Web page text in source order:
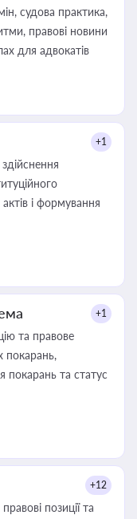
судова практика,
правові новини
для адвокатів
+1
і формування
+1
та правове
покарань,
покарань та статус
+12
позиції та